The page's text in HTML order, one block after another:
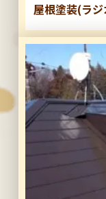
屋根塗装(ラ